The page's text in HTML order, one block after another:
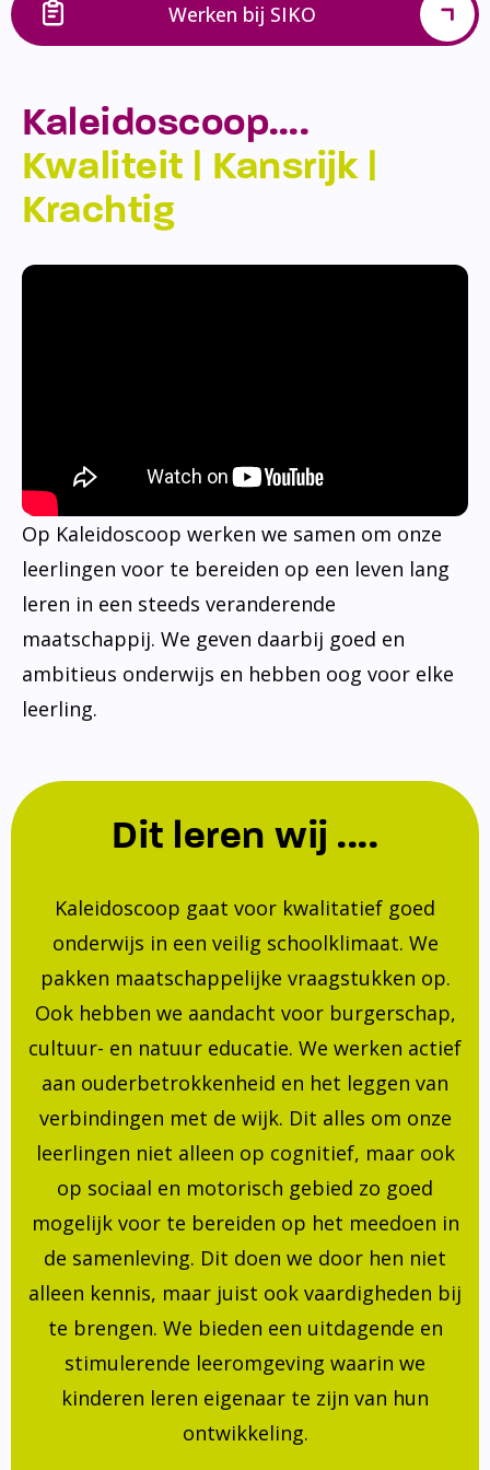
Werken bij SIKO
Kaleidoscoop….
Kwaliteit | Kansrijk |
Krachtig
Op Kaleidoscoop werken we samen om onze
leerlingen voor te bereiden op een leven lang
leren in een steeds veranderende
maatschappij. We geven daarbij goed en
ambitieus onderwijs en hebben oog voor elke
leerling.
Dit leren wij ....
Kaleidoscoop gaat voor kwalitatief goed
onderwijs in een veilig schoolklimaat. We
pakken maatschappelijke vraagstukken op.
Ook hebben we aandacht voor burgerschap,
cultuur- en natuur educatie. We werken actief
aan ouderbetrokkenheid en het leggen van
verbindingen met de wijk. Dit alles om onze
leerlingen niet alleen op cognitief, maar ook
op sociaal en motorisch gebied zo goed
mogelijk voor te bereiden op het meedoen in
de samenleving. Dit doen we door hen niet
alleen kennis, maar juist ook vaardigheden bij
te brengen. We bieden een uitdagende en
stimulerende leeromgeving waarin we
kinderen leren eigenaar te zijn van hun
ontwikkeling.